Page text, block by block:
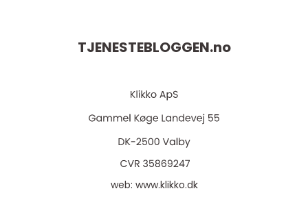
TJENESTEBLOGGEN.no
web: www.klikko.dk